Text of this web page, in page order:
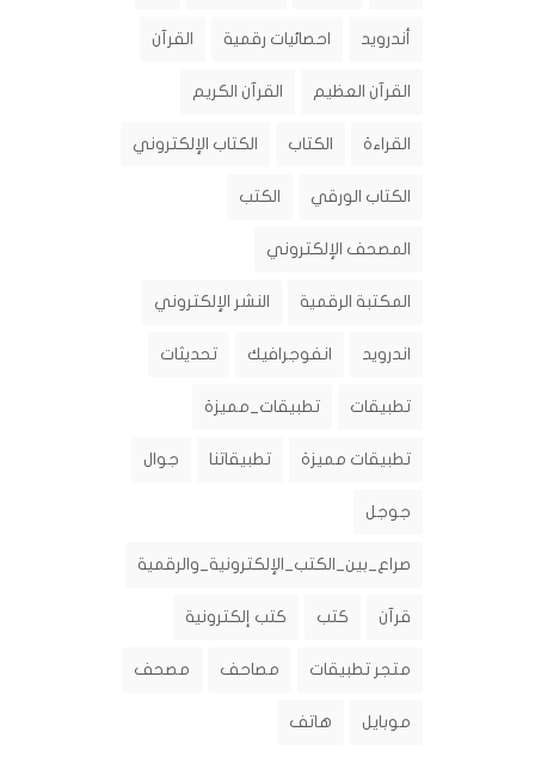
أندرويد احصائيات رقمية القرآن
القرآن العظيم القرآن الكريم
القراءة الكتاب الكتاب الإلكتروني
الكتاب الورقي الكتب
المصحف الإلكتروني
المكتبة الرقمية النشر الإلكتروني
اندرويد انفوجرافيك تحديثات
تطبيقات تطبيقات_مميزة
تطبيقات مميزة تطبيقاتنا جوال
جوجل
صراع_بين_الكتب_الإلكترونية_والرقمية
قرآن كتب كتب إلكترونية
متجر تطبيقات مصاحف مصحف
موبايل هاتف